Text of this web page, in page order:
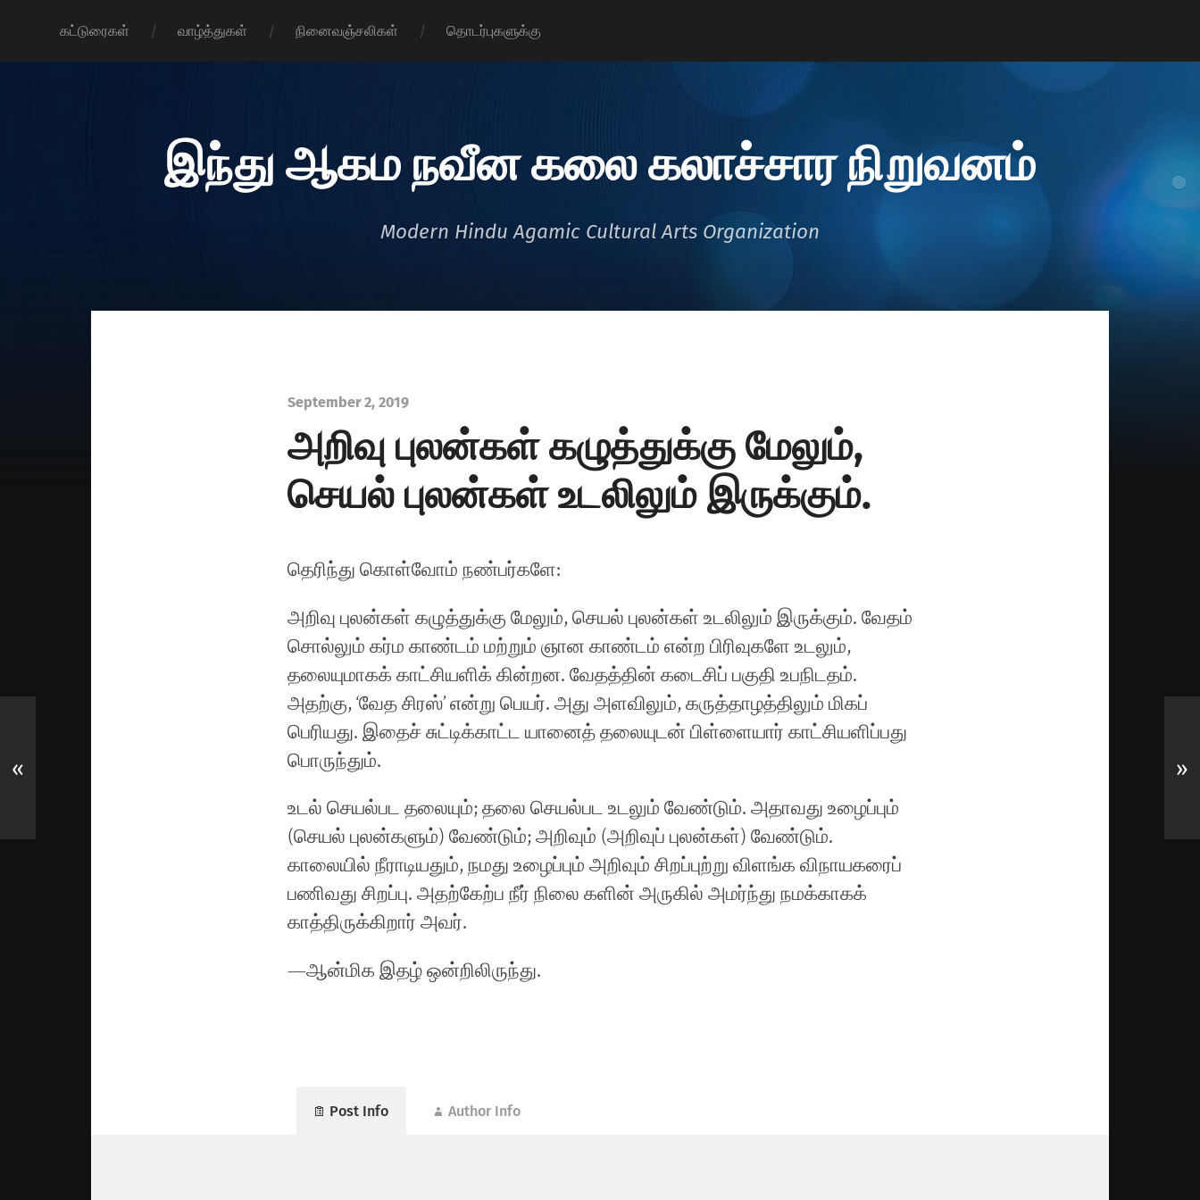
கட்டுரைகள் வாழ்த்துகள் நினைவஞ்சலிகள் தொடர்புகளுக்கு
இந்து ஆகம நவீன கலை கலாச்சார நிறுவனம்
Modern Hindu Agamic Cultural Arts Organization
September 2, 2019
அறிவு புலன்கள் கழுத்துக்கு மேலும்,
செயல் புலன்கள் உடலிலும் இருக்கும்.
தெரிந்து கொள்வோம் நண்பர்களே:
அறிவு புலன்கள் கழுத்துக்கு மேலும், செயல் புலன்கள் உடலிலும் இருக்கும். வேதம்
சொல்லும் கர்ம காண்டம் மற்றும் ஞான காண்டம் என்ற பிரிவுகளே உடலும்,
தலையுமாகக் காட்சியளிக் கின்றன. வேதத்தின் கடைசிப் பகுதி உபநிடதம்.
அதற்கு, ‘வேத சிரஸ்’ என்று பெயர். அது அளவிலும், கருத்தாழத்திலும் மிகப்
பெரியது. இதைச் சுட்டிக்காட்ட யானைத் தலையுடன் பிள்ளையார் காட்சியளிப்பது
பொருந்தும்.
உடல் செயல்பட தலையும்; தலை செயல்பட உடலும் வேண்டும். அதாவது உழைப்பும்
(செயல் புலன்களும்) வேண்டும்; அறிவும் (அறிவுப் புலன்கள்) வேண்டும்.
காலையில் நீராடியதும், நமது உழைப்பும் அறிவும் சிறப்புற்று விளங்க விநாயகரைப்
பணிவது சிறப்பு. அதற்கேற்ப நீர் நிலை களின் அருகில் அமர்ந்து நமக்காகக்
காத்திருக்கிறார் அவர்.
—ஆன்மிக இதழ் ஒன்றிலிருந்து.
Post Info Author Info
« »